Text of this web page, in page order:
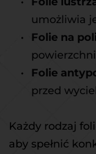
umożliwia
Folie na
Folie
przed
Każdy rodzaj
aby spełnić